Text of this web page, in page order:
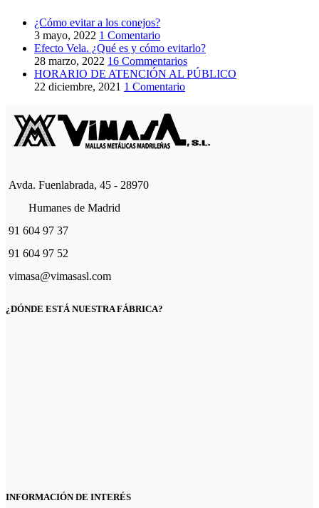
¿Cómo evitar a los conejos?
3 mayo, 2022 1 Comentario
Efecto Vela. ¿Qué es y cómo evitarlo?
28 marzo, 2022 16 Commentarios
HORARIO DE ATENCIÓN AL PÚBLICO
22 diciembre, 2021 1 Comentario
Avda. Fuenlabrada, 45 - 28970
Humanes de Madrid
91 604 97 37
91 604 97 52
vimasa@vimasasl.com
¿DÓNDE ESTÁ NUESTRA FÁBRICA?
INFORMACIÓN DE INTERÉS